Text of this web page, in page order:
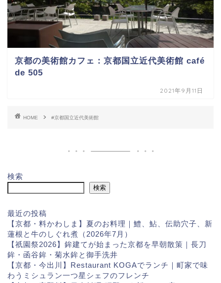
京都の美術館カフェ：京都国立近代美術館 café
de 505
2021年9月11日
HOME #京都国立近代美術館
検索
検索
最近の投稿
【京都・料かわしま】夏のお料理｜鱧、鮎、伝助穴子、新
蓮根と牛のしぐれ煮（2026年7月）
【祇園祭2026】鉾建てが始まった京都を早朝散策｜長刀
鉾・函谷鉾・菊水鉾と御手洗井
【京都・今出川】Restaurant KOGAでランチ｜町家で味
わうミシュラン一つ星シェフのフレンチ